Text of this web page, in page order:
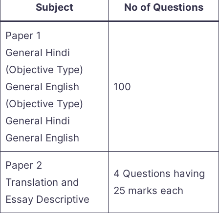
Subject No of Questions
Paper 1
General Hindi
(Objective Type)
General English
(Objective Type)
General Hindi
General English
100
Paper 2
Translation and
Essay Descriptive
4 Questions having
25 marks each